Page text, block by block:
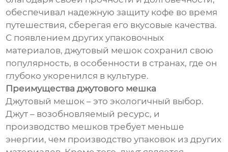
обеспечивал надежную защиту кофе во время
путешествия, сберегая его вкусовые качества.
С появлением других упаковочных
материалов, джутовый мешок сохранил свою
популярность, в особенности в странах, где он
глубоко укоренился в культуре.
Преимущества джутового мешка
Джутовый мешок – это экологичный выбор.
Джут – возобновляемый ресурс, и
производство мешков требует меньше
энергии, чем производство упаковок из других